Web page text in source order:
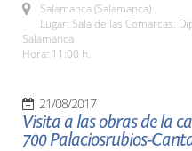
Salamanca (Salamanca)
Lugar: Sala de las Comarcas.
Salamanca
Hora: 11:00 h.
21/08/2017
Visita a las obras de la
700 Palaciosrubios-